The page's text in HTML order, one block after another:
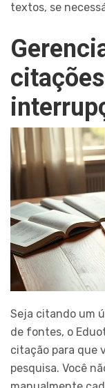
textos, se
Seja citando um
de fontes, o
citação para que
pesquisa. Você